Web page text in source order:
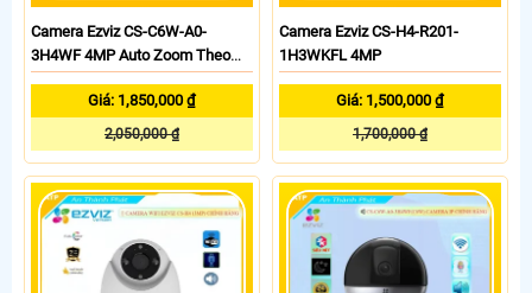
Camera Ezviz CS-C6W-A0-
3H4WF 4MP Auto Zoom Theo
Giá: 1,850,000 ₫
2,050,000 ₫
Camera Ezviz CS-H4-R201-
1H3WKFL 4MP
Giá: 1,500,000 ₫
1,700,000 ₫